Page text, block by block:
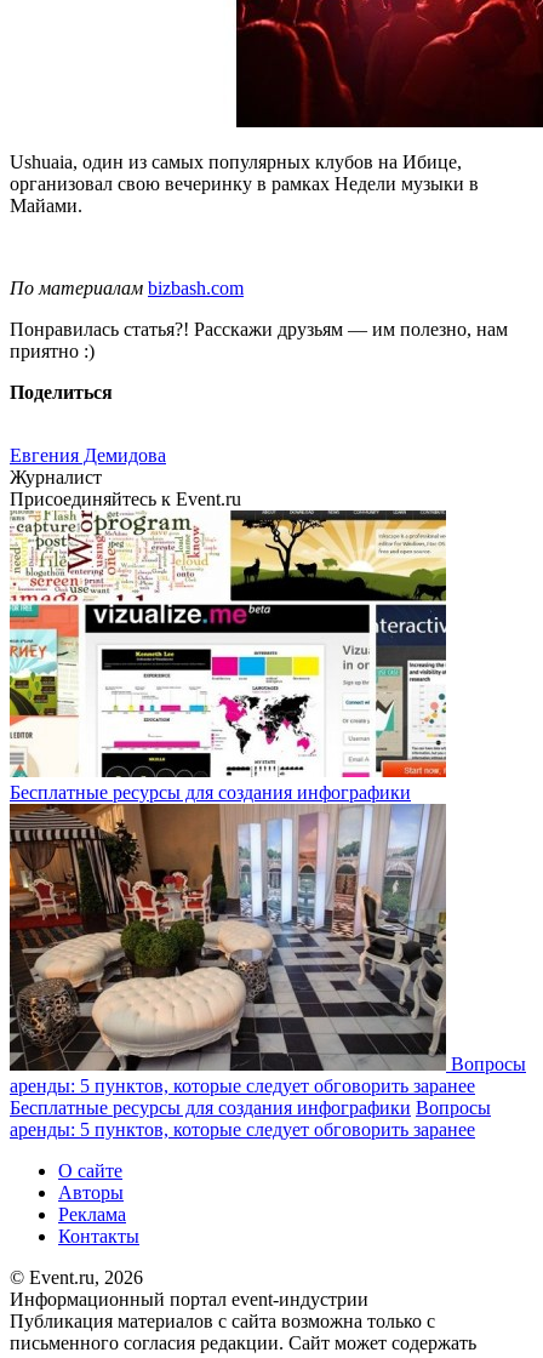
Ushuaia, один из самых популярных клубов на Ибице,
организовал свою вечеринку в рамках Недели музыки в
Майами.
По материалам bizbash.com
Понравилась статья?! Расскажи друзьям — им полезно, нам
приятно :)
Поделиться
Евгения Демидова
Журналист
Присоединяйтесь к Event.ru
Бесплатные ресурсы для создания инфографики
Вопросы
аренды: 5 пунктов, которые следует обговорить заранее
Бесплатные ресурсы для создания инфографики Вопросы
аренды: 5 пунктов, которые следует обговорить заранее
О сайте
Авторы
Реклама
Контакты
© Event.ru, 2026
Информационный портал event-индустрии
Публикация материалов с сайта возможна только с
письменного согласия редакции. Сайт может содержать